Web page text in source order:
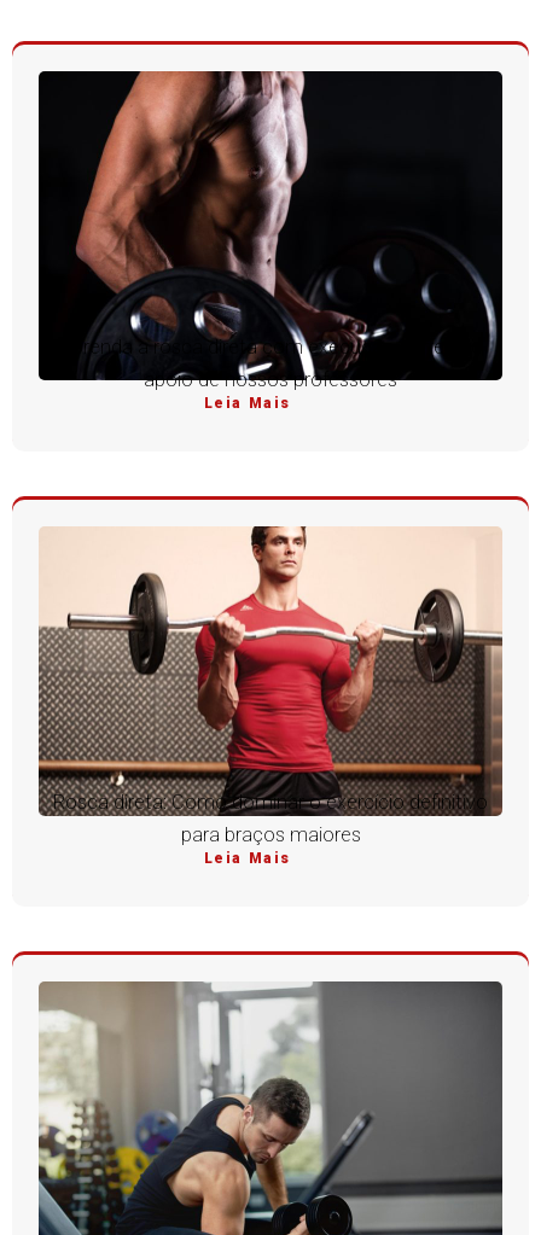
Aprenda a rosca direta com execução perfeita e
apoio de nossos professores
Leia Mais
Rosca direta: Como dominar o exercício definitivo
para braços maiores
Leia Mais